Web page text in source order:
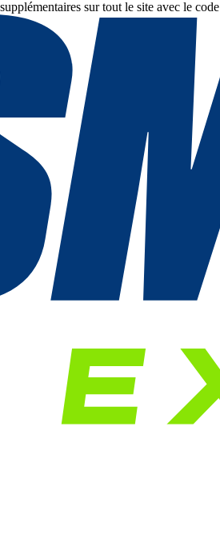
sur tout le site avec le code